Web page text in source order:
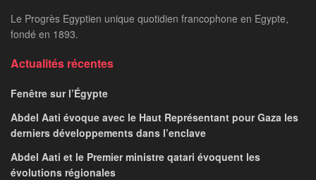
Le Progrès Egyptien unique quotidien francophone en Egypte,
fondé en 1893.
Actualités récentes
Fenêtre sur l’Égypte
Abdel Aati évoque avec le Haut Représentant pour Gaza les
derniers développements dans l’enclave
Abdel Aati et le Premier ministre qatari évoquent les
évolutions régionales